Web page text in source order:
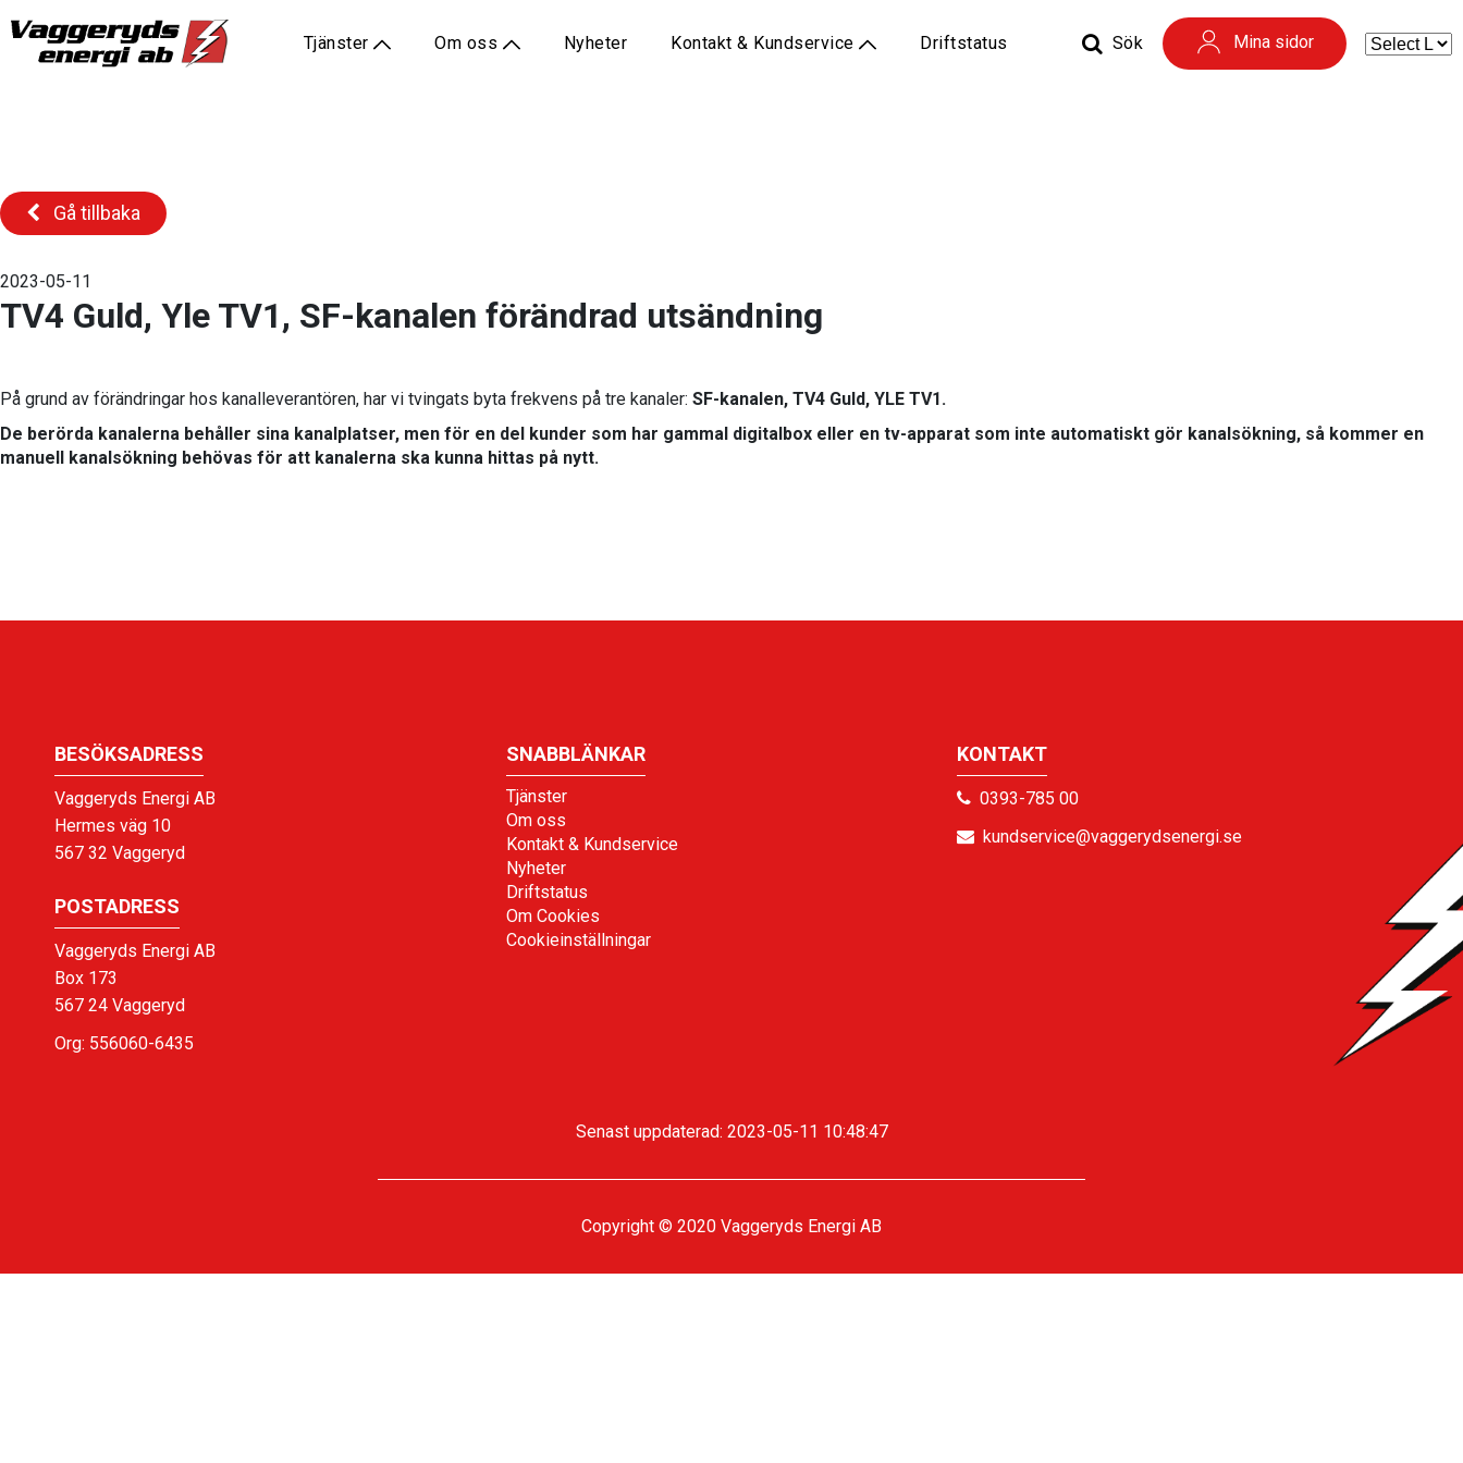
Tjänster Om oss Nyheter Kontakt & Kundservice Driftstatus Sök Mina sidor
Gå tillbaka
2023-05-11
TV4 Guld, Yle TV1, SF-kanalen förändrad utsändning
På grund av förändringar hos kanalleverantören, har vi tvingats byta frekvens på tre kanaler: SF-kanalen, TV4 Guld, YLE TV1.
De berörda kanalerna behåller sina kanalplatser, men för en del kunder som har gammal digitalbox eller en tv-apparat som inte automatiskt gör kanalsökning, så kommer en
manuell kanalsökning behövas för att kanalerna ska kunna hittas på nytt.
BESÖKSADRESS
Vaggeryds Energi AB
Hermes väg 10
567 32 Vaggeryd
POSTADRESS
Vaggeryds Energi AB
Box 173
567 24 Vaggeryd
Org: 556060-6435
SNABBLÄNKAR
Tjänster
Om oss
Kontakt & Kundservice
Nyheter
Driftstatus
Om Cookies
Cookieinställningar
KONTAKT
0393-785 00
kundservice@vaggerydsenergi.se
Senast uppdaterad: 2023-05-11 10:48:47
Copyright © 2020 Vaggeryds Energi AB